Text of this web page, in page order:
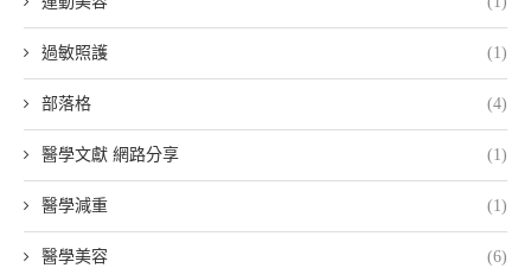
過敏照護 (1)
部落格 (4)
醫學文獻 網路分享 (1)
醫學減重 (1)
醫學美容 (6)